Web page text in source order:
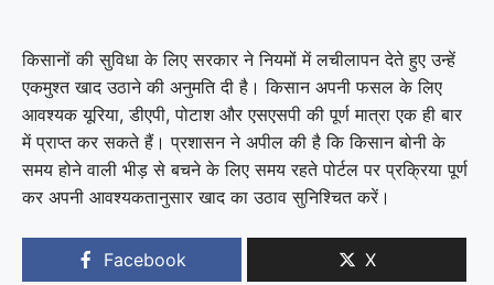
किसानों की सुविधा के लिए सरकार ने नियमों में लचीलापन देते हुए उन्हें
एकमुश्त खाद उठाने की अनुमति दी है। किसान अपनी फसल के लिए
आवश्यक यूरिया, डीएपी, पोटाश और एसएसपी की पूर्ण मात्रा एक ही बार
में प्राप्त कर सकते हैं। प्रशासन ने अपील की है कि किसान बोनी के
समय होने वाली भीड़ से बचने के लिए समय रहते पोर्टल पर प्रक्रिया पूर्ण
कर अपनी आवश्यकतानुसार खाद का उठाव सुनिश्चित करें।
Facebook X